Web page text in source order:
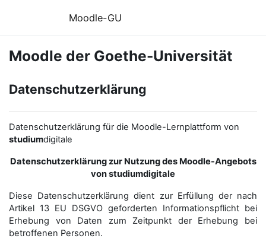
Moodle-GU
Moodle der Goethe-Universität
Datenschutzerklärung
Datenschutzerklärung für die Moodle-Lernplattform von
studiumdigitale
Datenschutzerklärung zur Nutzung des Moodle-Angebots
von studiumdigitale
Diese Datenschutzerklärung dient zur Erfüllung der nach
Artikel 13 EU DSGVO geforderten Informationspflicht bei
Erhebung von Daten zum Zeitpunkt der Erhebung bei
betroffenen Personen.